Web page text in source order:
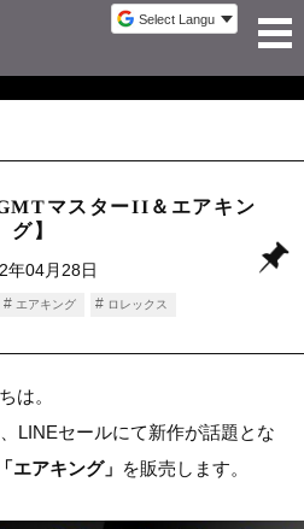
マスターII＆エアキン
グ】
年04月28日
エアキング ロレックス
は。
LINEセールにて新作が話題とな
エアキング」 を販売します。